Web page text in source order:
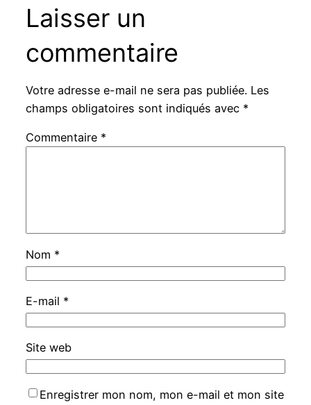
Laisser un
commentaire
Votre adresse e-mail ne sera pas publiée. Les
champs obligatoires sont indiqués avec *
Commentaire *
Nom *
E-mail *
Site web
Enregistrer mon nom, mon e-mail et mon site